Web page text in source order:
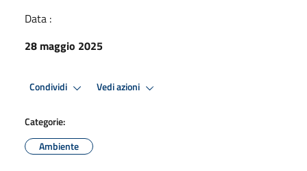
Data :
28 maggio 2025
Condividi Vedi azioni
Categorie:
Ambiente